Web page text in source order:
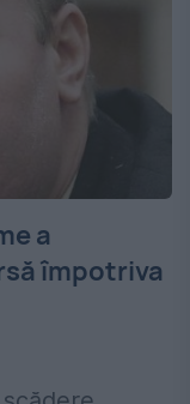
a
împotriva